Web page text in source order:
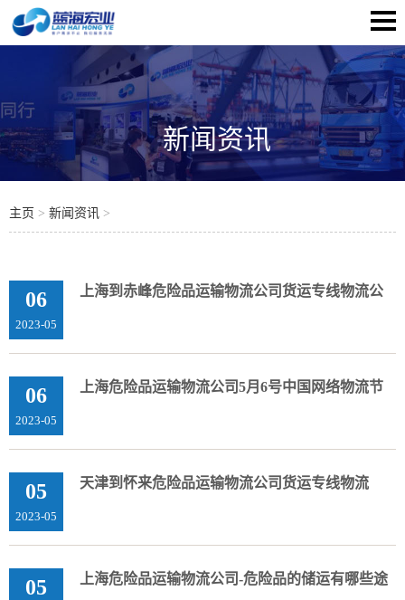
新闻资讯
主页 > 新闻资讯 >
06
2023-05
上海到赤峰危险品运输物流公司货运专线物流公
06
2023-05
上海危险品运输物流公司5月6号中国网络物流节
05
2023-05
天津到怀来危险品运输物流公司货运专线物流
05 上海危险品运输物流公司-危险品的储运有哪些途